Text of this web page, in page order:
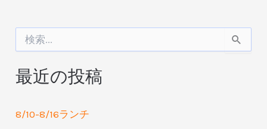
索
象
最近の投稿
8/10-8/16ランチ